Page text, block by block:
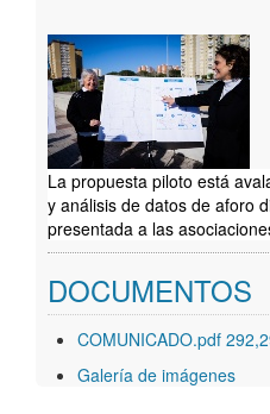
La propuesta piloto está
y análisis de datos de aforo
presentada a las
DOCUMENTOS
COMUNICADO.pdf
Galería de imágenes